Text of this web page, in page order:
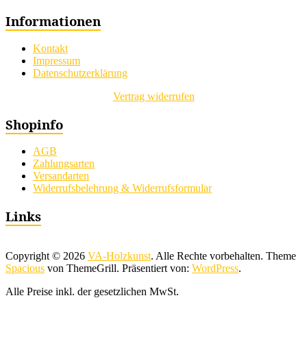
Informationen
Kontakt
Impressum
Datenschutzerklärung
Vertrag widerrufen
Shopinfo
AGB
Zahlungsarten
Versandarten
Widerrufsbelehrung & Widerrufsformular
Links
Copyright © 2026 VA-Holzkunst. Alle Rechte vorbehalten. Theme
Spacious von ThemeGrill. Präsentiert von: WordPress.
Alle Preise inkl. der gesetzlichen MwSt.